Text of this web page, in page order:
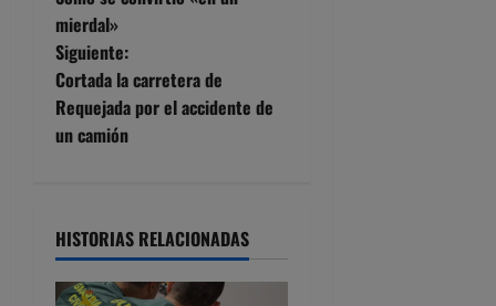
v
e
g
c
i
mierdal»
Siguiente:
Cortada la carretera de
Requejada por el accidente de
un camión
HISTORIAS RELACIONADAS